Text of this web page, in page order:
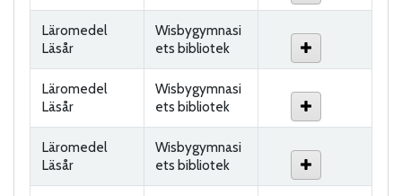
Läromedel
Läsår
Wisbygymnasi
ets bibliotek
Läromedel
Läsår
Wisbygymnasi
ets bibliotek
Läromedel
Läsår
Wisbygymnasi
ets bibliotek